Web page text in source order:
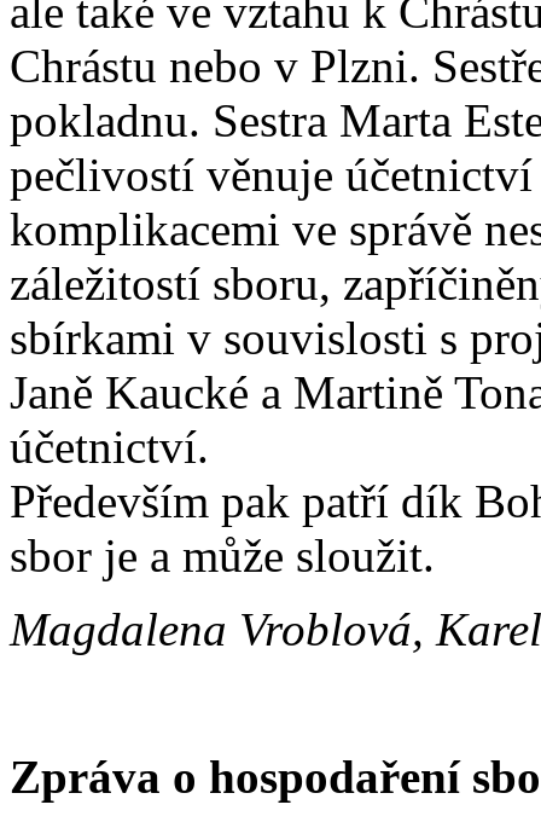
ale také ve vztahu k
Chrástu nebo v Plzni.
pokladnu. Sestra Marta
pečlivostí věnuje účetnictví
komplikacemi ve správě
záležitostí sboru,
sbírkami v souvislosti s
Janě Kaucké a Martině
účetnictví.
Především pak patří dík
sbor je a může sloužit.
Magdalena Vroblová,
Zpráva o hospodaření